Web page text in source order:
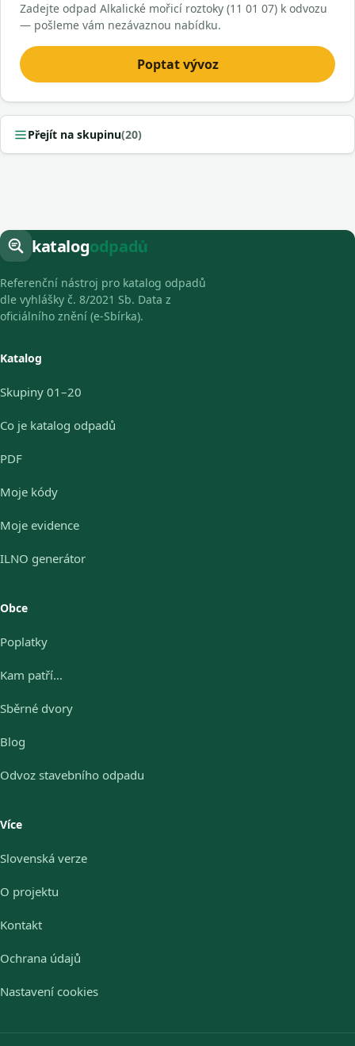
Zadejte odpad Alkalické mořicí roztoky (11 01 07) k odvozu
— pošleme vám nezávaznou nabídku.
Poptat vývoz
Přejít na skupinu(20)
katalogodpadů
Referenční nástroj pro katalog odpadů
dle vyhlášky č. 8/2021 Sb. Data z
oficiálního znění (e-Sbírka).
Katalog
Skupiny 01–20
Co je katalog odpadů
PDF
Moje kódy
Moje evidence
ILNO generátor
Obce
Poplatky
Kam patří…
Sběrné dvory
Blog
Odvoz stavebního odpadu
Více
Slovenská verze
O projektu
Kontakt
Ochrana údajů
Nastavení cookies